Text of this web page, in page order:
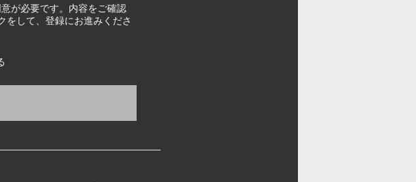
意が必要です。内容をご確認
をして、登録にお進みくださ